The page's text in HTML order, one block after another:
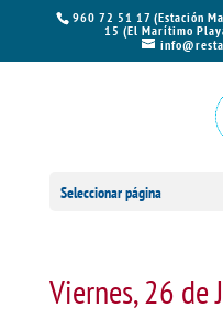
960 72 51 17 (Estación
15 (El Marítimo
Seleccionar página
Viernes, 26 de